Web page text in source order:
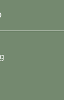
tasto Invio